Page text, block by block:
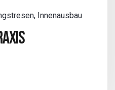
Innenausbau